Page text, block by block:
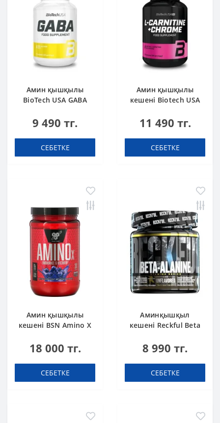
Амин қышқылы
BioTech USA GABA
9 490 тг.
СЕБЕТКЕ
Амин қышқылы
кешені Biotech USA
60 таблетка
11 490 тг.
СЕБЕТКЕ
Амин қышқылы
кешені BSN Amino X
18 000 тг.
СЕБЕТКЕ
Аминқышқыл
кешені Reckful Beta
8 990 тг.
СЕБЕТКЕ